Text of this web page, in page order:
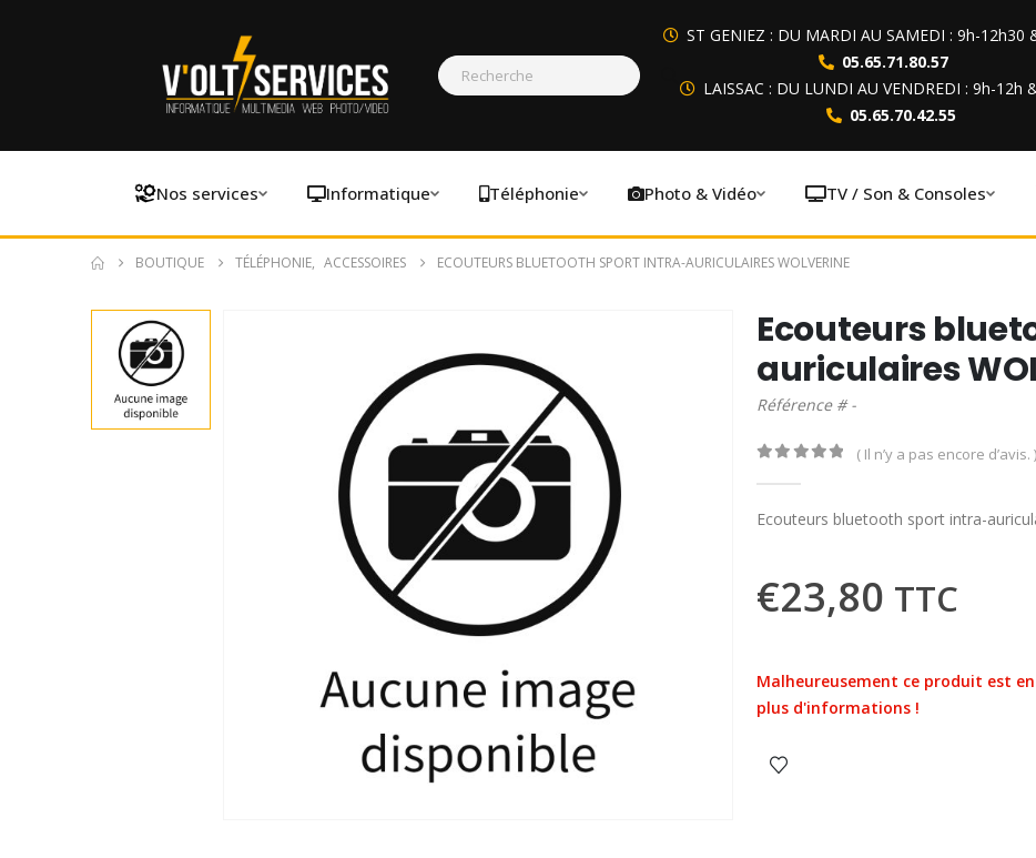
ST GENIEZ : DU MARDI AU SAMEDI : 9h-12h30
05.65.71.80.57
LAISSAC : DU LUNDI AU VENDREDI : 9h-12h
05.65.70.42.55
Nos services Informatique Téléphonie Photo & Vidéo TV / Son & Consoles
BOUTIQUE TÉLÉPHONIE, ACCESSOIRES ECOUTEURS BLUETOOTH SPORT INTRA-AURICULAIRES WOLVERINE
Ecouteurs
auriculaires
Référence # -
( Il n’y a pas encore d’avis. )
Ecouteurs bluetooth sport intra-
€23,80 TTC
Malheureusement ce produit est
plus d'informations !